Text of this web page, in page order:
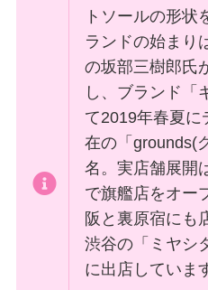
トソールの形状
ランドの始まり
の坂部三樹郎氏
し、ブランド「
て2019年春夏に
在の「grounds(
名。実店舗展開
で旗艦店をオー
阪と裏原宿にも
渋谷の「ミヤシ
に出店していま